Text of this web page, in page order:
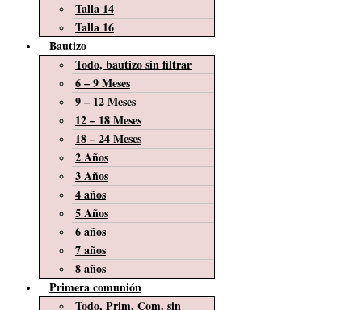
Talla 14
Talla 16
Bautizo
Todo, bautizo sin filtrar
6 – 9 Meses
9 – 12 Meses
12 – 18 Meses
18 – 24 Meses
2 Años
3 Años
4 años
5 Años
6 años
7 años
8 años
Primera comunión
Todo, Prim. Com. sin